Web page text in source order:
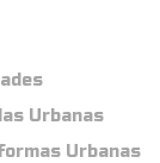
Urbanas
Urbanas